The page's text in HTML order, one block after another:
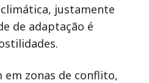
justamente
de adaptação é
em zonas de conflito,